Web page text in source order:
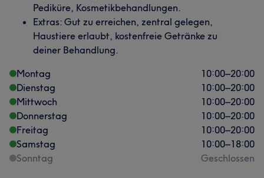
Pediküre, Kosmetikbehandlungen.
Extras: Gut zu erreichen, zentral gelegen,
Haustiere erlaubt, kostenfreie Getränke zu
deiner Behandlung.
Montag
10:00–20:00
Dienstag
10:00–20:00
Mittwoch
10:00–20:00
Donnerstag
10:00–20:00
Freitag
10:00–20:00
Samstag
10:00–18:00
Sonntag
Geschlossen